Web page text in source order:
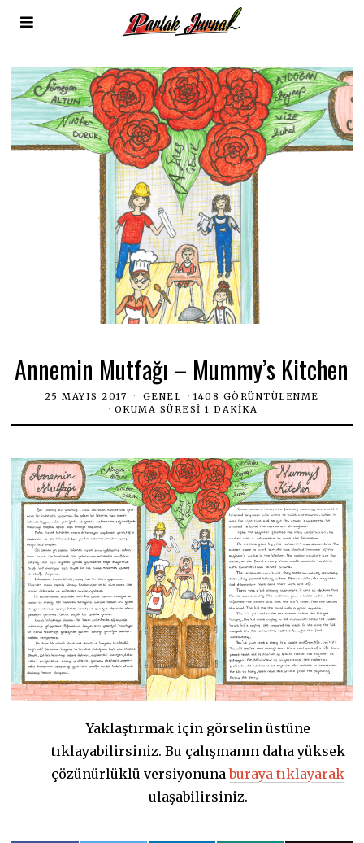
Annemin Mutfağı – Mummy’s Kitchen
25 MAYIS 2017 GENEL
1408 GÖRÜNTÜLENME
OKUMA SÜRESI 1 DAKIKA
Yaklaştırmak için görselin üstüne
tıklayabilirsiniz. Bu çalışmanın daha yüksek
çözünürlüklü versiyonunaburaya tıklayarak
ulaşabilirsiniz.